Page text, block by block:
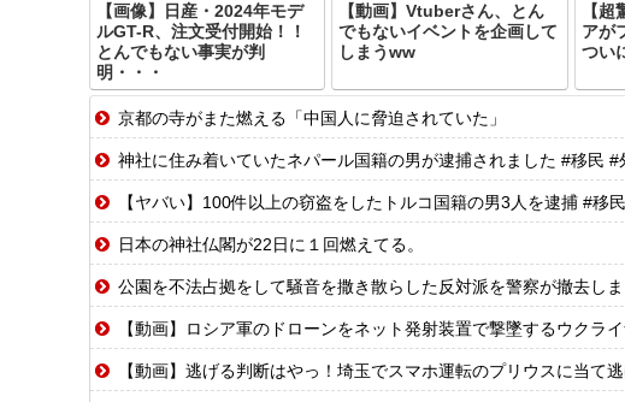
【画像】日産・2024年モデ
ルGT-R、注文受付開始！！
とんでもない事実が判
明・・・
【動画】Vtuberさん、とん
でもないイベントを企画して
しまうww
【
アが
つい
京都の寺がまた燃える「中国人に脅迫されていた」
神社に住み着いていたネパール国籍の男が逮捕されました #移民 #
【ヤバい】100件以上の窃盗をしたトルコ国籍の男3人を逮捕 #移
日本の神社仏閣が22日に１回燃えてる。
公園を不法占拠をして騒音を撒き散らした反対派を警察が撤去しま
【動画】ロシア軍のドローンをネット発射装置で撃墜するウクライ
【動画】逃げる判断はやっ！埼玉でスマホ運転のプリウスに当て逃